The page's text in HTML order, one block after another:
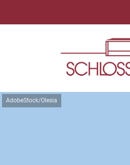
AdobeStock/Olesia